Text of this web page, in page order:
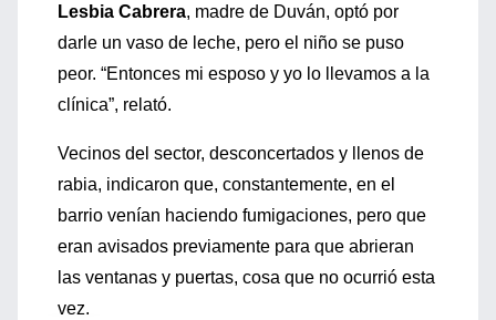
Lesbia Cabrera, madre de Duván, optó por
darle un vaso de leche, pero el niño se puso
peor. “Entonces mi esposo y yo lo llevamos a la
clínica”, relató.
Vecinos del sector, desconcertados y llenos de
rabia, indicaron que, constantemente, en el
barrio venían haciendo fumigaciones, pero que
eran avisados previamente para que abrieran
las ventanas y puertas, cosa que no ocurrió esta
vez.